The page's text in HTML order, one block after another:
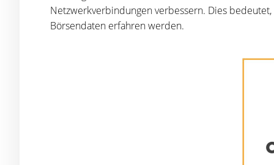
Netzwerkverbindungen verbessern. Dies
Börsendaten erfahren werden.